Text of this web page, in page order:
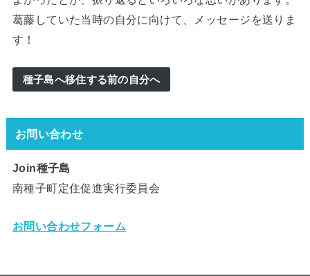
葛藤していた当時の自分に向けて、メッセージを送りま
す！
種子島へ移住する前の自分へ
お問い合わせ
Join種子島
南種子町定住促進実行委員会
お問い合わせフォーム